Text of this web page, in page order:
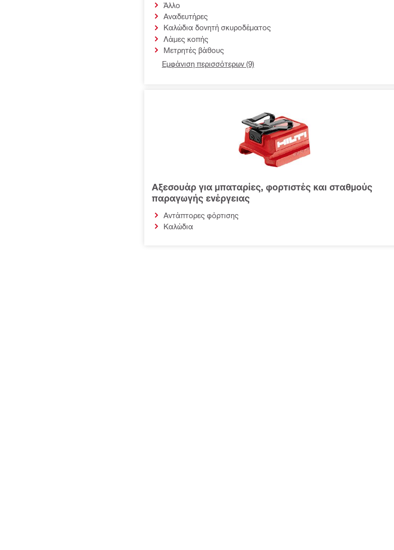
Άλλο
Αναδευτήρες
Καλώδια δονητή σκυροδέματος
Λάμες κοπής
Μετρητές βάθους
Εμφάνιση περισσότερων (9)
Αξεσουάρ για μπαταρίες, φορτιστές και σταθμούς
παραγωγής ενέργειας
Αντάπτορες φόρτισης
Καλώδια